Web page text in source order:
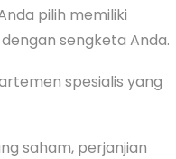
pilih memiliki
sengketa Anda.
spesialis yang
saham, perjanjian